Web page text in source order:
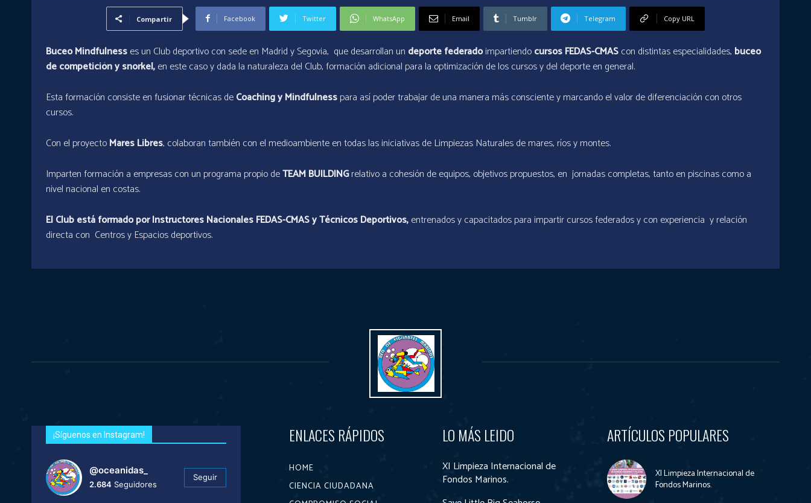
Compartir Facebook Twitter WhatsApp Email Tumblr Telegram Copy URL
Buceo Mindfulnesses un Club deportivo con sede en Madrid y Segovia, que desarrollan un deporte federadoimpartiendocursos FEDAS-CMAScon distintas especialidades, buceo
de competición y snorkel,en este caso y dada la naturaleza del Club, formación adicional para la optimización de los cursos y del deporte en general.
Esta formación consiste en fusionar técnicas deCoaching y Mindfulnesspara así poder trabajar de una manera más consciente y marcando el valor de diferenciación con otros
cursos.
Con el proyectoMares Libres, colaboran también con el medioambiente en todas las iniciativas de Limpiezas Naturales de mares, ríos y montes.
Imparten formación a empresas con un programa propio deTEAM BUILDINGrelativo a cohesión de equipos, objetivos propuestos, en jornadas completas, tanto en piscinas como a
nivel nacional en costas.
El Club está formado por Instructores Nacionales FEDAS-CMAS y Técnicos Deportivos,entrenados y capacitados para impartir cursos federados y con experiencia y relación
directa con Centros y Espacios deportivos.
¡Síguenos en Instagram!
@oceanidas_
2.684 Seguidores
Seguir
ENLACES RÁPIDOS
HOME
CIENCIA CIUDADANA
LO MÁS LEIDO
XI Limpieza Internacional de
Fondos Marinos.
ARTÍCULOS POPULARES
XI Limpieza Internacional de
Fondos Marinos.